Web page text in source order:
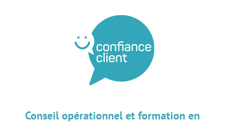
Conseil opérationnel et formation en